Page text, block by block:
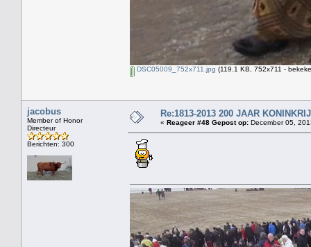
DSC05009_752x711.jpg (119.1 KB, 752x711 -
jacobus
Member of Honor
Directeur
Berichten: 300
Re:1813-2013 200 JAAR
« Reageer #48 Gepost op: December 05,